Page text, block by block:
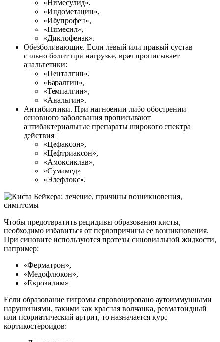
«Нимесулид»,
«Индометацин»,
«Ибупрофен»,
«Нимесил»,
«Диклофенак».
Обезболивающие. Если левый или правый сустав
сильно болит при нагрузке, врач прописывает
анальгетики:
«Пенталгин»,
«Баралгин»,
«Темпалгин»,
«Анальгин».
Антибиотики. При нагноении либо обострении
основного заболевания прописывают
антибактериальные препараты широкого спектра
действия:
«Цефаксон»,
«Цефтриаксон»,
«Амоксиклав»,
«Сумамед»,
«Элефлокс».
Чтобы предотвратить рецидивы образования кисты,
необходимо избавиться от первопричины ее возникновения.
При синовите используются протезы синовиальной жидкости,
например:
«Ферматрон»,
«Медофлюкон»,
«Еврозидим».
Если образование гигромы спровоцировано аутоиммунными
нарушениями, такими как красная волчанка, ревматоидный
или псориатический артрит, то назначается курс
кортикостероидов: